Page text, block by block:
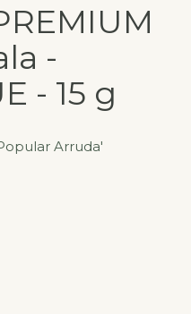
-
- 15 g
Arruda'